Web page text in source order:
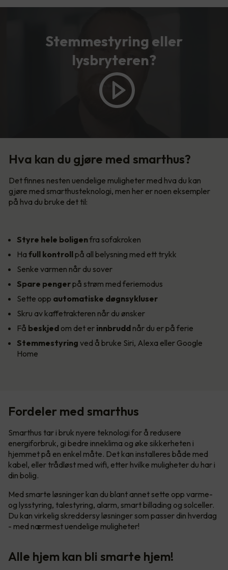
Stemmestyring eller
lysbryteren?
Hva kan du gjøre med smarthus?
Det finnes nesten uendelige muligheter med hva du kan
gjøre med smarthusteknologi, men her er noen eksempler
på hva du bruke det til:
Styre hele boligenfra sofakroken
Ha full kontrollpå all belysning med ett trykk
Senke varmen når du sover
Spare pengerpå strøm med feriemodus
Sette opp automatiske døgnsykluser
Skru av kaffetrakteren når du ønsker
Få beskjed om det er innbrudd når du er på ferie
Stemmestyring ved å bruke Siri, Alexa eller Google
Home
Fordeler med smarthus
Smarthus tar i bruk nyere teknologi for å redusere
energiforbruk, gi bedre inneklima og øke sikkerheten i
hjemmet på en enkel måte. Det kan installeres både med
kabel, eller trådløst med wifi, etter hvilke muligheter du har i
din bolig.
Med smarte løsninger kan du blant annet sette opp varme-
og lysstyring, talestyring, alarm, smart billading og solceller.
Du kan virkelig skreddersy løsninger som passer din hverdag
- med nærmest uendelige muligheter!
Alle hjem kan bli smarte hjem!